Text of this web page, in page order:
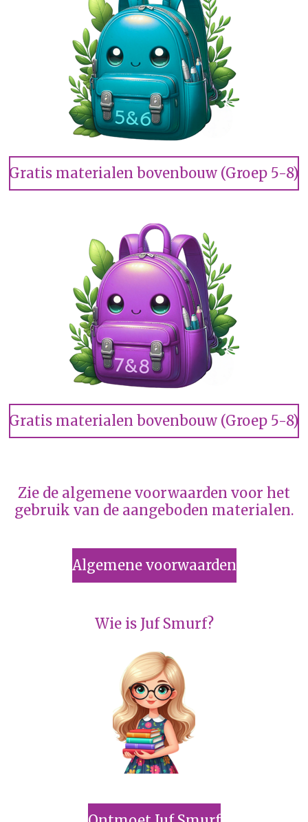
Gratis materialen bovenbouw (Groep 5-8)
Gratis materialen bovenbouw (Groep 5-8)
Zie de algemene voorwaarden voor het
gebruik van de aangeboden materialen.
Algemene voorwaarden
Wie is Juf Smurf?